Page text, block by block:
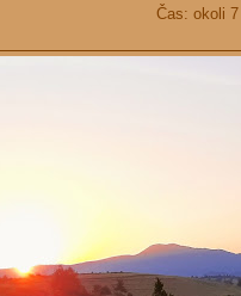
Čas: okoli